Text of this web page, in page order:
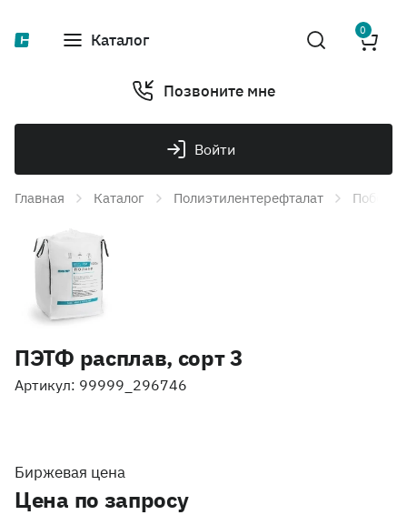
Каталог 0
Позвоните мне
Войти
Главная Каталог Полиэтилентерефталат
ПЭТФ расплав, сорт 3
Артикул: 99999_296746
Биржевая цена
Цена по запросу